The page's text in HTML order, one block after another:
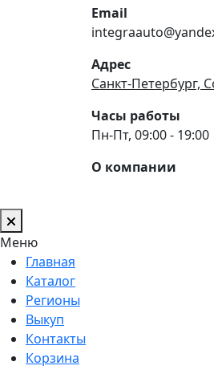
Email
Адрес
Санкт-Петербург,
Часы работы
Пн-Пт, 09:00 - 19:00
О компании
Меню
Главная
Каталог
Регионы
Выкуп
Контакты
Корзина